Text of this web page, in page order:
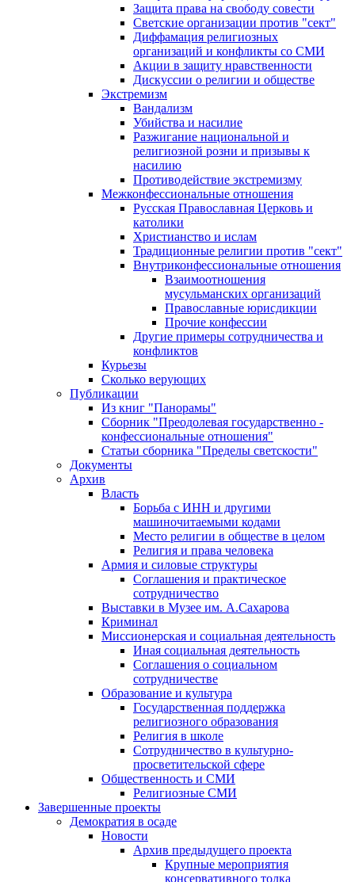
Защита права на свободу совести
Светские организации против "сект"
Диффамация религиозных
организаций и конфликты со СМИ
Акции в защиту нравственности
Дискуссии о религии и обществе
Экстремизм
Вандализм
Убийства и насилие
Разжигание национальной и
религиозной розни и призывы к
насилию
Противодействие экстремизму
Межконфессиональные отношения
Русская Православная Церковь и
католики
Христианство и ислам
Традиционные религии против "сект"
Внутриконфессиональные отношения
Взаимоотношения
мусульманских организаций
Православные юрисдикции
Прочие конфессии
Другие примеры сотрудничества и
конфликтов
Курьезы
Сколько верующих
Публикации
Из книг "Панорамы"
Сборник "Преодолевая государственно -
конфессиональные отношения"
Статьи сборника "Пределы светскости"
Документы
Архив
Власть
Борьба с ИНН и другими
машиночитаемыми кодами
Место религии в обществе в целом
Религия и права человека
Армия и силовые структуры
Соглашения и практическое
сотрудничество
Выставки в Музее им. А.Сахарова
Криминал
Миссионерская и социальная деятельность
Иная социальная деятельность
Соглашения о социальном
сотрудничестве
Образование и культура
Государственная поддержка
религиозного образования
Религия в школе
Сотрудничество в культурно-
просветительской сфере
Общественность и СМИ
Религиозные СМИ
Завершенные проекты
Демократия в осаде
Новости
Архив предыдущего проекта
Крупные мероприятия
консервативного толка